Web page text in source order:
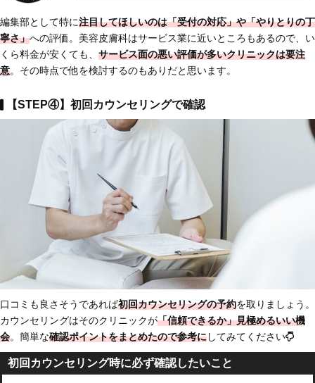
編集部として特に注目してほしいのは「受付の対応」や「やりとりの丁
寧さ」への評価。美容皮膚科はサービス業に近いところもあるので、い
くら料金が安くても、 サービス面の悪い評価が多いクリニックは要注
意。その時点で他を検討するのもありだと思います。
【STEP④】初回カウンセリングで確認
口コミも良さそうであれば初回カウンセリングの予約を取りましょう。
カウンセリングはそのクリニックが「信頼できるか」見極めるいい機
会。簡単な確認ポイントをまとめたので参考にしてみてください
初回カウンセリング時に必ず確認したいこと